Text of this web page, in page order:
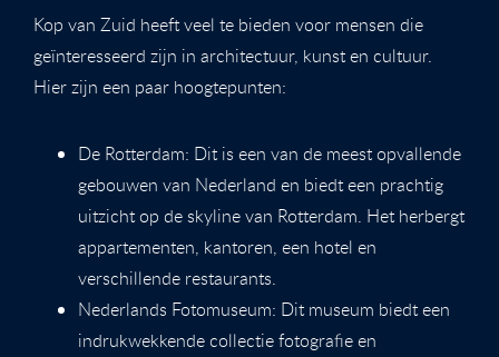
Kop van Zuid heeft veel te bieden voor mensen die
geïnteresseerd zijn in architectuur, kunst en cultuur.
Hier zijn een paar hoogtepunten:
De Rotterdam: Dit is een van de meest opvallende
gebouwen van Nederland en biedt een prachtig
uitzicht op de skyline van Rotterdam. Het herbergt
appartementen, kantoren, een hotel en
verschillende restaurants.
Nederlands Fotomuseum: Dit museum biedt een
indrukwekkende collectie fotografie en